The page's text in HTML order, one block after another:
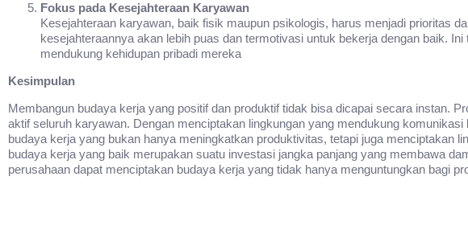
Fokus pada Kesejahteraan Karyawan
Kesejahteraan karyawan, baik fisik maupun psikologis, harus menjadi prioritas
kesejahteraannya akan lebih puas dan termotivasi untuk bekerja dengan baik.
mendukung kehidupan pribadi mereka
Kesimpulan
Membangun budaya kerja yang positif dan produktif tidak bisa dicapai secara instan.
aktif seluruh karyawan. Dengan menciptakan lingkungan yang mendukung
budaya kerja yang bukan hanya meningkatkan produktivitas, tetapi juga menciptakan
budaya kerja yang baik merupakan suatu investasi jangka panjang yang membawa
perusahaan dapat menciptakan budaya kerja yang tidak hanya menguntungkan bagi